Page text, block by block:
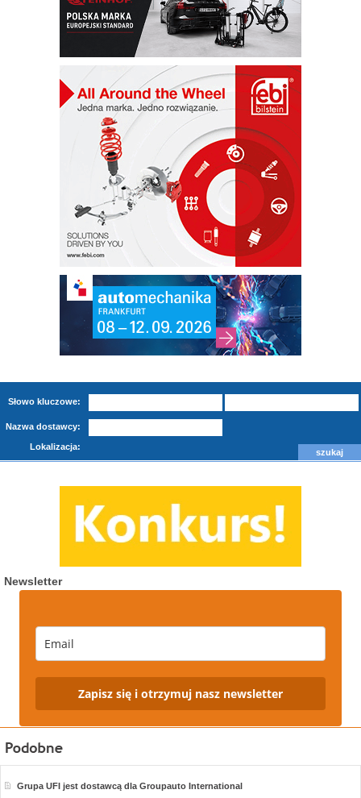
Słowo kluczowe:
Nazwa dostawcy:
Lokalizacja:
Newsletter
Zapisz się i otrzymuj nasz newsletter
Grupa UFI jest dostawcą dla Groupauto International